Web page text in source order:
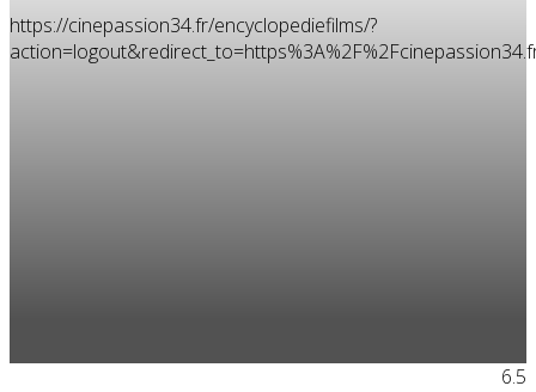
https://cinepassion34.fr/encyclopediefilms/?
6.5